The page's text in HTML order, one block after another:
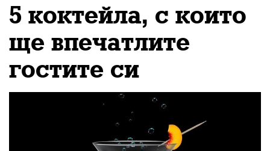
5 коктейла, с които
ще впечатлите
гостите си